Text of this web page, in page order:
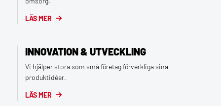
LÄS MER
INNOVATION & UTVECKLING
Vi hjälper stora som små företag förverkliga sina
produktidéer.
LÄS MER